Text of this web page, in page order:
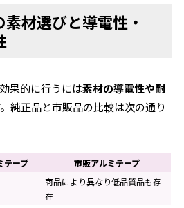
材選びと導電性・
果的に行うには素材の導電性や耐
純正品と市販品の比較は次の通り
テープ 市販アルミテープ
商品により異なり低品質品も存
在